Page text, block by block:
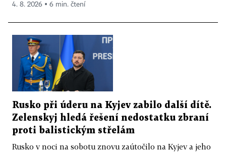
4. 8. 2026 ▪ 6 min. čtení
Rusko při úderu na Kyjev zabilo další dítě.
Zelenskyj hledá řešení nedostatku zbraní
proti balistickým střelám
Rusko v noci na sobotu znovu zaútočilo na Kyjev a jeho